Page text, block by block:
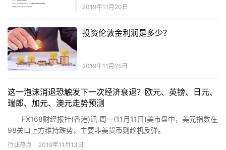
2019年11月20日
投资伦敦金利润是多少？
2019年11月25日
这一泡沫消退恐触发下一次经济衰退？欧元、英镑、日元、
瑞郎、加元、澳元走势预测
FX168财经报社(香港)讯 周一(11月11日)美市盘中，美元指数在
98关口上方维持跌势，主要非美货币则趁机反弹。
行业热点 2019年11月13日